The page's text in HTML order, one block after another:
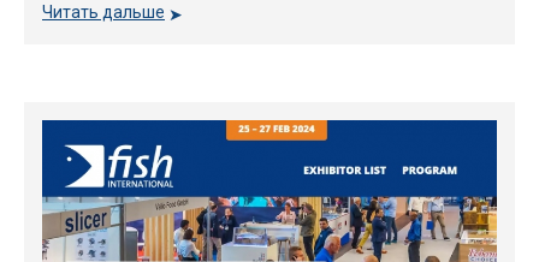
Читать дальше